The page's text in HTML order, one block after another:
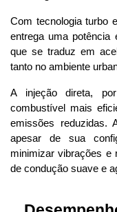
Com tecnologia turbo
entrega uma potência
que se traduz em
tanto no ambiente
A injeção direta,
combustível mais
emissões reduzidas.
apesar de sua
minimizar vibrações e
de condução suave e